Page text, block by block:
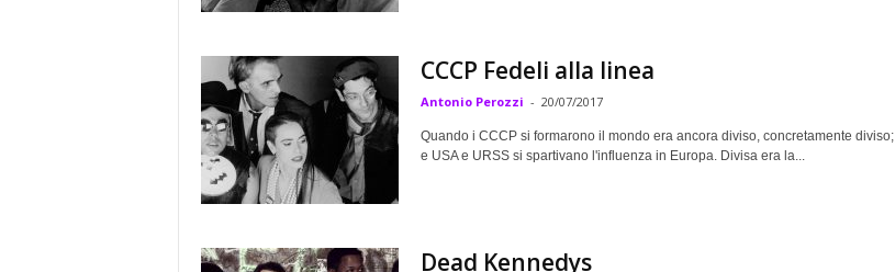
CCCP Fedeli alla linea
Antonio Perozzi - 20/07/2017
Quando i CCCP si formarono il mondo era ancora diviso, concretamente diviso;
e USA e URSS si spartivano l'influenza in Europa. Divisa era la...
Dead Kennedys